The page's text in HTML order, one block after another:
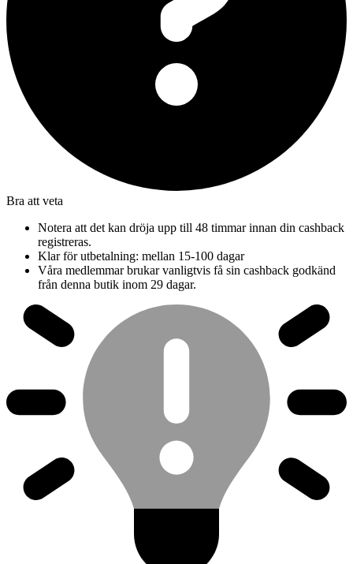
Bra att veta
Notera att det kan dröja upp till 48 timmar innan din cashback
registreras.
Klar för utbetalning: mellan 15-100 dagar
Våra medlemmar brukar vanligtvis få sin cashback godkänd
från denna butik inom 29 dagar.